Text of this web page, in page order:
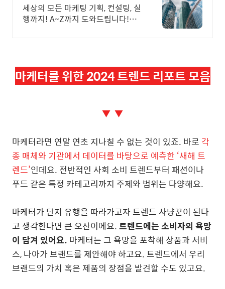
비용걱정NO! 무료상담
세상의 모든 마케팅 기획, 컨설팅, 실
행까지! A~Z까지 도와드립니다!
마케터를 위한 2024 트렌드 리포트 모음
▼ ▼
마케터라면 연말 연초 지나칠 수 없는 것이 있죠. 바로 각
종 매체와 기관에서 데이터를 바탕으로 예측한 ‘새해 트
렌드’인데요. 전반적인 사회 소비 트렌드부터 패션이나
푸드 같은 특정 카테고리까지 주제와 범위는 다양해요.
마케터가 단지 유행을 따라가고자 트렌드 사냥꾼이 된다
고 생각한다면 큰 오산이에요.트렌드에는 소비자의 욕망
이 담겨 있어요. 마케터는 그 욕망을 포착해 상품과 서비
스, 나아가 브랜드를 제안해야 하고요. 트렌드에서 우리
브랜드의 가치 혹은 제품의 장점을 발견할 수도 있고요.